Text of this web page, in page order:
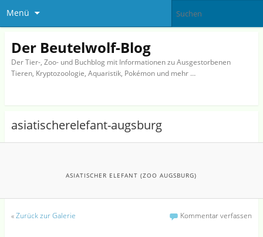
Menü
Der Beutelwolf-Blog
Der Tier-, Zoo- und Buchblog mit Informationen zu Ausgestorbenen
Tieren, Kryptozoologie, Aquaristik, Pokémon und mehr …
asiatischerelefant-augsburg
ASIATISCHER ELEFANT (ZOO AUGSBURG)
«Zurück zur Galerie Kommentar verfassen